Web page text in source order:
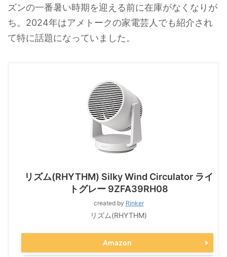
ズンの一番暑い時期を迎える前に在庫がなくなりが
ち。2024年はアメトークの家電芸人でも紹介され
て特に話題になっていました。
リズム(RHYTHM) Silky Wind Circulator ライ
トグレー 9ZFA39RH08
created by Rinker
リズム(RHYTHM)
Amazon